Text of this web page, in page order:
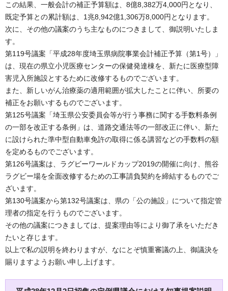
この結果、一般会計の補正予算額は、8億8,382万4,000円となり、
既定予算との累計額は、1兆8,942億1,306万8,000円となります。
次に、その他の議案のうち主なものにつきまして、御説明いたしま
す。
第119号議案「平成28年度埼玉県病院事業会計補正予算（第1号）」
は、現在の県立小児医療センターの保健発達棟を、新たに医療型障
害児入所施設とするために改修するものでございます。
また、新しいがん治療薬の適用範囲が拡大したことに伴い、所要の
補正をお願いするものでございます。
第125号議案「埼玉県公安委員会等が行う事務に関する手数料条例
の一部を改正する条例」は、道路交通法等の一部改正に伴い、新た
に設けられた準中型自動車免許の取得に係る講習などの手数料の額
を定めるものでございます。
第126号議案は、ラグビーワールドカップ2019の開催に向け、熊谷
ラグビー場を全面改修するための工事請負契約を締結するものでご
ざいます。
第130号議案から第132号議案は、県の「公の施設」について指定管
理者の指定を行うものでございます。
その他の議案につきましては、提案理由等により御了承をいただき
たいと存じます。
以上で私の説明を終わりますが、なにとぞ慎重審議の上、御議決を
賜りますようお願い申し上げます。